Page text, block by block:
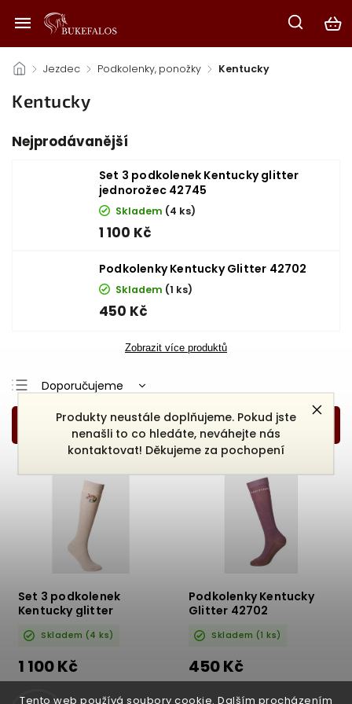
Tento web používá soubory cookie. Dalším procházením
Produkty neustále doplňujeme. Pokud jste
nenašli to co hledáte, neváhejte nás
kontaktovat! Děkujeme za pochopení
/ Jezdec / Podkolenky, ponožky / Kentucky
Kentucky
Nejprodávanější
Set 3 podkolenek Kentucky glitter
jednorožec 42745
Skladem (4 ks)
1 100 Kč
Podkolenky Kentucky Glitter 42702
Skladem (1 ks)
450 Kč
Zobrazit více produktů
Doporučujeme
Nejlevnější
Nejdražší
Abecedně
Set 3 podkolenek
Kentucky glitter
Skladem (4 ks)
1 100 Kč
DETAIL
Podkolenky Kentucky
Glitter 42702
Skladem (1 ks)
450 Kč
DETAIL